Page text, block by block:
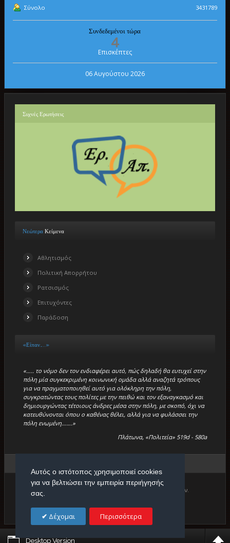
Σύνολο 3431789
Συνδεδεμένοι τώρα
4
Επισκέπτες
06 Αυγούστου 2026
Συχνές Ερωτήσεις
Νεώτερα Κείμενα
Αθλητισμός
Πολιτική Απορρήτου
Ρατσισμός
Επιτυχόντες
Παράδοση
«Είπαν…..»
«….. το νόμο δεν τον ενδιαφέρει αυτό, πώς δηλαδή θα ευτυχεί στην
πόλη μία συγκεκριμένη κοινωνική ομάδα αλλά αναζητά τρόπους
για να πραγματοποιηθεί αυτό για ολόκληρη την πόλη,
συγκρατώντας τους πολίτες με την πειθώ και τον εξαναγκασμό και
δημιουργώντας τέτοιους άνδρες μέσα στην πόλη, με σκοπό, όχι να
κατευθύνονται όπου ο καθένας θέλει, αλλά για να φυλάσσει την
πόλη ενωμένη…….»
Πλάτωνα, «Πολιτεία» 519d - 580a
Copyright © 2026. Πρότυπο Κέντρο Φιλολογικών Μαθημάτων.
Desktop Version
Αυτός ο ιστότοπος χρησιμοποιεί cookies
για να βελτιώσει την εμπειρία περιήγησής
σας.
Δέχομαι Περισσότερα